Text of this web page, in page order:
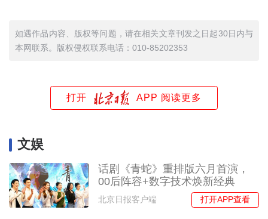
如遇作品内容、版权等问题，请在相关文章刊发之日起30日内与
本网联系。版权侵权联系电话：010-85202353
打开 APP 阅读更多
文娱
话剧《青蛇》重排版六月首演，
00后阵容+数字技术焕新经典
北京日报客户端 打开APP查看